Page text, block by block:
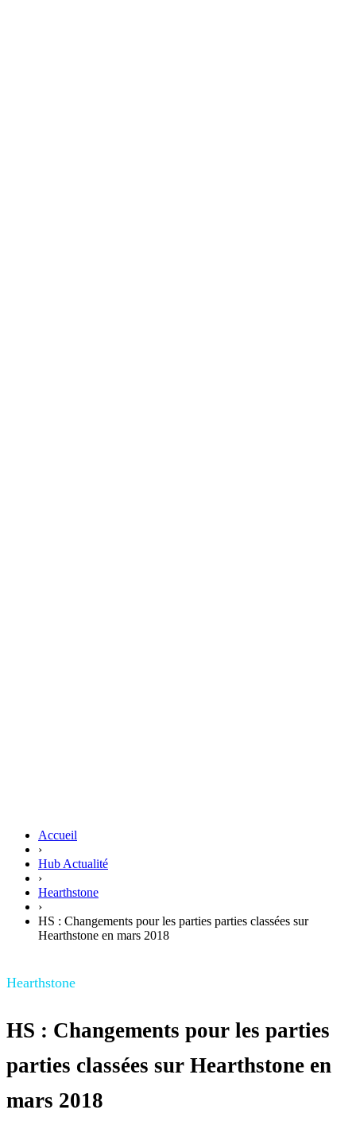
Accueil
›
Hub Actualité
›
Hearthstone
›
HS : Changements pour les parties parties classées sur
Hearthstone en mars 2018
Hearthstone
HS : Changements pour les parties
parties classées sur Hearthstone en
mars 2018